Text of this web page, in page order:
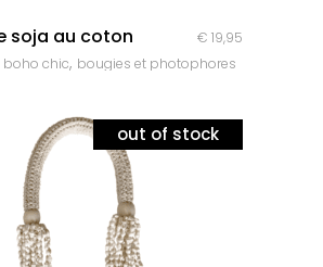
soja au coton € 19,95
boho chic, bougies et photophores
out of stock